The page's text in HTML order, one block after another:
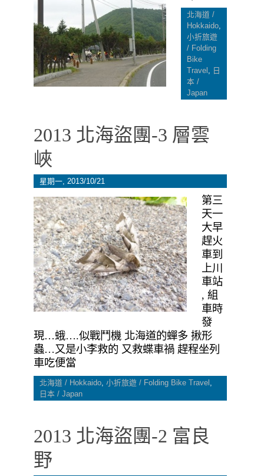
北海道 /
Hokkaido,
小折旅遊
/ Folding
Bike
Travel , 日
本 /
Japan
2013 北海盜團-3 層雲
峽
星期一, 2013/10/21
第三
天一
大早
趕火
車到
上川
車站
, 組
車時
發
現…蛾….似戰鬥機 北海道的蟬多 揪形
蟲…又是小李救的 又救蝶車禍 趕程坐列
車吃便當
北海道 / Hokkaido, 小折旅遊 / Folding Bike Travel ,
日本 / Japan
2013 北海盜團-2 富良
野